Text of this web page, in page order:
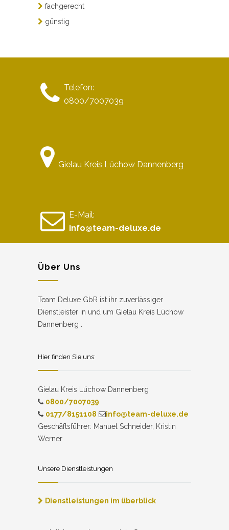
fachgerecht
günstig
Telefon:
0800/7007039
Gielau Kreis Lüchow Dannenberg
E-Mail:
info@team-deluxe.de
Über Uns
Team Deluxe GbR ist ihr zuverlässiger
Dienstleister in und um Gielau Kreis Lüchow
Dannenberg .
Hier finden Sie uns:
Gielau Kreis Lüchow Dannenberg
0800/7007039
0177/8151108
info@team-deluxe.de
Geschäftsführer: Manuel Schneider, Kristin
Werner
Unsere Dienstleistungen
Dienstleistungen im überblick